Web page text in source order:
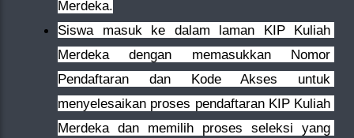
Merdeka.
Siswa masuk ke dalam laman KIP Kuliah
Merdeka dengan memasukkan Nomor
Pendaftaran dan Kode Akses untuk
menyelesaikan proses pendaftaran KIP Kuliah
Merdeka dan memilih proses seleksi yang